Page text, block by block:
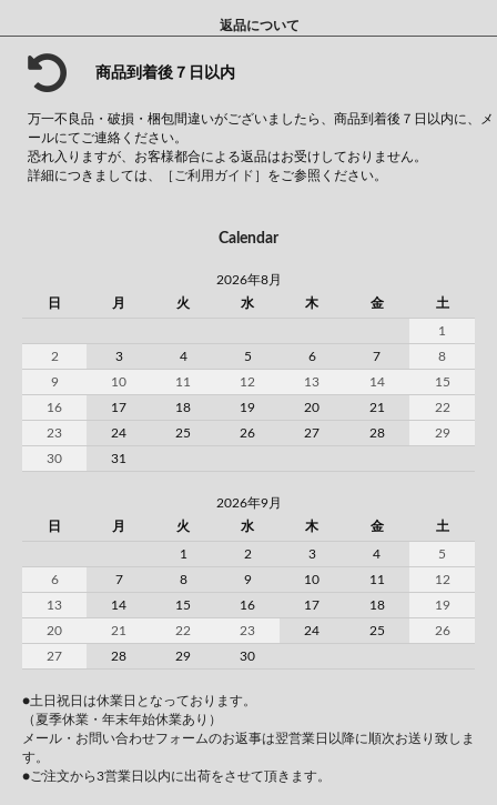
返品について
商品到着後７日以内
万一不良品・破損・梱包間違いがございましたら、商品到着後７日以内に、メ
ールにてご連絡ください。
恐れ入りますが、お客様都合による返品はお受けしておりません。
詳細につきましては、
［ご利用ガイド］ をご参照ください。
Calendar
2026年8月
日
月 火 水 木 金 土
1
2
3 4 5 6 7
8
9
10 11 12 13 14
15
16
17 18 19 20 21
22
23
24 25 26 27 28
29
30
31
2026年9月
日
月 火 水 木 金 土
1 2 3 4
5
6
7 8 9 10 11
12
13
14 15 16 17 18
19
20
21 22 23 24 25
26
27
28 29 30
●土日祝日は休業日となっております。
（夏季休業・年末年始休業あり）
メール・お問い合わせフォームのお返事は翌営業日以降に順次お送り致しま
す。
●ご注文から3営業日以内に出荷をさせて頂きます。